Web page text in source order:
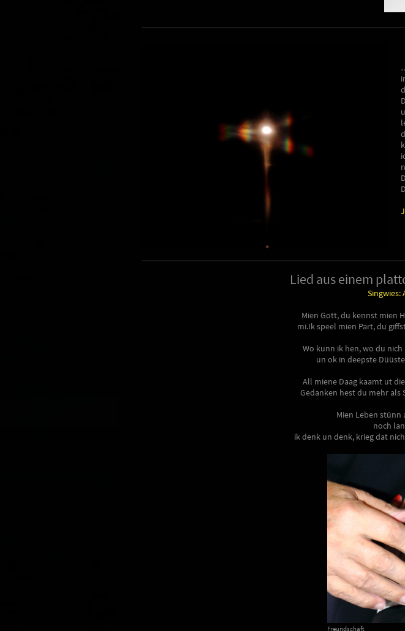
Lied aus einem
Singwies:
Mien Gott, du kennst mien
mi.Ik speel mien Part, du
Wo kunn ik hen, wo du
un ok in deepste
All miene Daag kaamt ut
Gedanken hest du mehr als
Mien Leben
noch
ik denk un denk, krieg dat
Freundschaft